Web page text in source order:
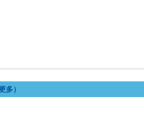
多）